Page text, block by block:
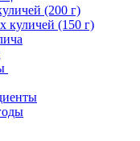
(200 г)
куличей (150 г)